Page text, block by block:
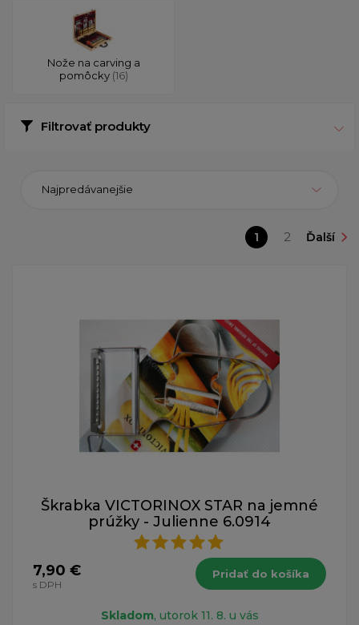
Nože na carving a
pomôcky (16)
Filtrovať produkty
Najpredávanejšie
1 2 Ďalší
Škrabka VICTORINOX STAR na jemné
prúžky - Julienne 6.0914
7,90 €
s DPH
Pridať do košíka
Skladom, utorok 11. 8. u vás